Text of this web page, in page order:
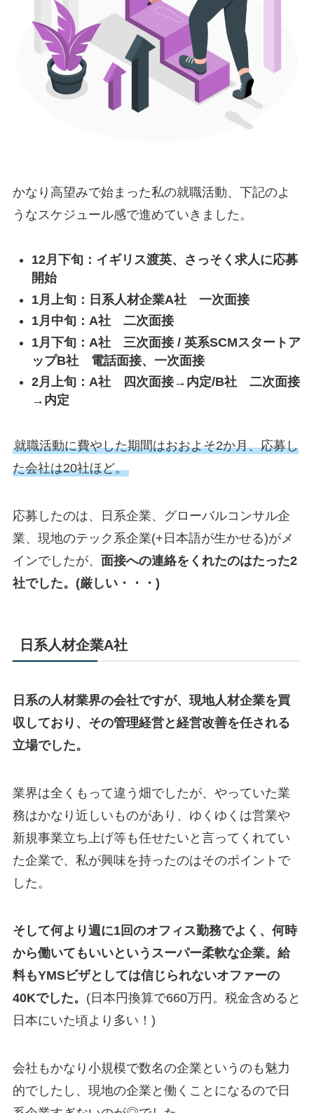
かなり高望みで始まった私の就職活動、下記のよ
うなスケジュール感で進めていきました。
12月下旬：イギリス渡英、さっそく求人に応募
開始
1月上旬：日系人材企業A社 一次面接
1月中旬：A社 二次面接
1月下旬：A社 三次面接 / 英系SCMスタートア
ップB社 電話面接、一次面接
2月上旬：A社 四次面接→内定/B社 二次面接
→内定
就職活動に費やした期間はおおよそ2か月、応募し
た会社は20社ほど。
応募したのは、日系企業、グローバルコンサル企
業、現地のテック系企業(+日本語が生かせる)がメ
インでしたが、 面接への連絡をくれたのはたった2
社でした。(厳しい・・・)
日系人材企業A社
日系の人材業界の会社ですが、現地人材企業を買
収しており、その管理経営と経営改善を任される
立場でした。
業界は全くもって違う畑でしたが、やっていた業
務はかなり近しいものがあり、ゆくゆくは営業や
新規事業立ち上げ等も任せたいと言ってくれてい
た企業で、私が興味を持ったのはそのポイントで
した。
そして何より週に1回のオフィス勤務でよく、何時
から働いてもいいというスーパー柔軟な企業。給
料もYMSビザとしては信じられないオファーの
40Kでした。 (日本円換算で660万円。税金含めると
日本にいた頃より多い！)
会社もかなり小規模で数名の企業というのも魅力
的でしたし、現地の企業と働くことになるので日